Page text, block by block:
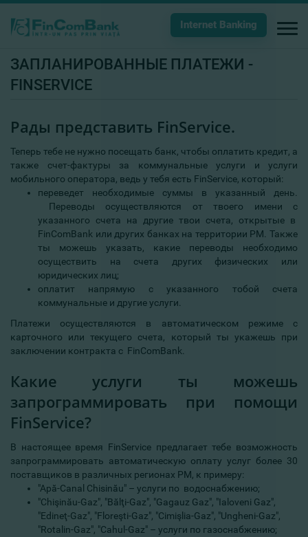
Internet Banking
ЗАПЛАНИРОВАННЫЕ ПЛАТЕЖИ -
FINSERVICE
Рады представить FinService.
Теперь тебе не нужно посещать банк, чтобы оплатить кредит, а
также счет-фактуры за коммунальные услуги и услуги
мобильного оператора, ведь у тебя есть FinService, который:
переведет необходимые суммы в указанный день.
Переводы осуществляются от твоего имени с
указанного счета на другие твои счета, открытые в
FinComBank или других банках на территории РМ. Также
ты можешь указать, какие переводы необходимо
осуществить на счета других физических или
юридических лиц;
оплатит напрямую с указанного тобой счета
коммунальные и другие услуги.
Платежи осуществляются в автоматическом режиме с
карточного или текущего счета, который ты укажешь при
заключении контракта с FinComBank.
Какие услуги ты можешь
запрограммировать при помощи
FinService?
В настоящее время FinService предлагает тебе возможность
запрограммировать автоматическую оплату услуг более 30
поставщиков в различных регионах РМ, к примеру:
"Apă-Canal Chisinău" – услуги по водоснабжению;
"Chişinău-Gaz", "Bălţi-Gaz", "Gagauz Gaz", "Ialoveni Gaz",
"Edineţ-Gaz", "Floreşti-Gaz", "Cimişlia-Gaz", "Ungheni-Gaz",
"Rotalin-Gaz", "Cahul-Gaz" – услуги по газоснабжению;